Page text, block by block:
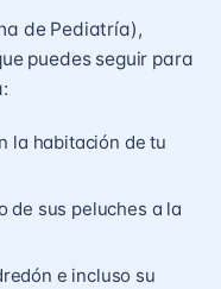
de Pediatría),
puedes seguir para
la habitación de tu
de sus peluches a la
e incluso su